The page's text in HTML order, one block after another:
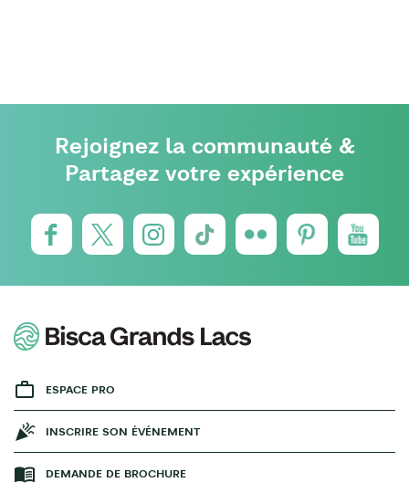
Rejoignez la communauté &
Partagez votre expérience
ESPACE PRO
INSCRIRE SON ÉVÉNEMENT
DEMANDE DE BROCHURE